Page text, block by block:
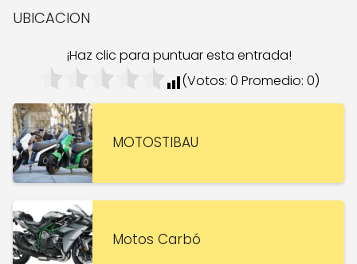
UBICACION
¡Haz clic para puntuar esta entrada!
(Votos: 0 Promedio: 0)
MOTOSTIBAU
Motos Carbó